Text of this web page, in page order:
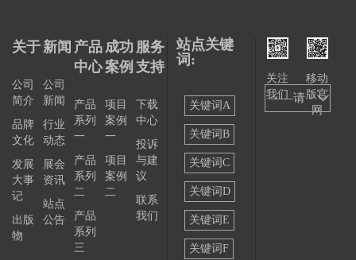
关于
公司
简介
品牌
文化
发展
大事
记
出版
物
新闻
公司
新闻
行业
动态
展会
资讯
站点
公告
产品
中心
产品
系列
一
产品
系列
二
产品
系列
三
成功
案例
项目
案例
一
项目
案例
二
服务
支持
下载
中心
投诉
与建
议
联系
我们
站点关键
词:
关键词A
关键词B
关键词C
关键词D
关键词E
关键词F
关注
我们
移动
版官
网
——请